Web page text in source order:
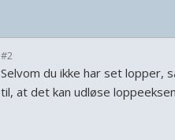
#2
Selvom du ikke har set lopper,
til, at det kan udløse